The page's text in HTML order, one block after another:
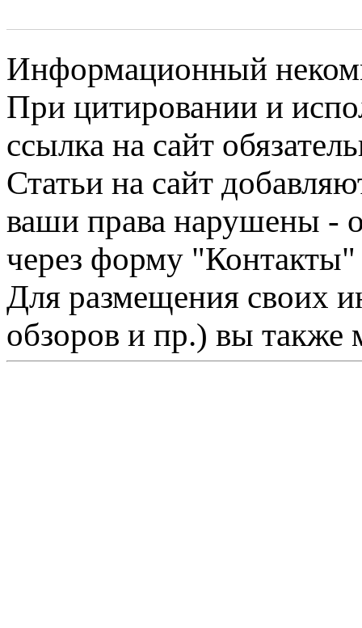
Информационный
При цитировании и
ссылка на сайт
Статьи на сайт
ваши права нарушены -
через форму "Контакты"
Для размещения своих
обзоров и пр.) вы также